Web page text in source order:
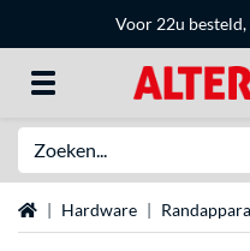
Voor 22u besteld,
Home Hardware